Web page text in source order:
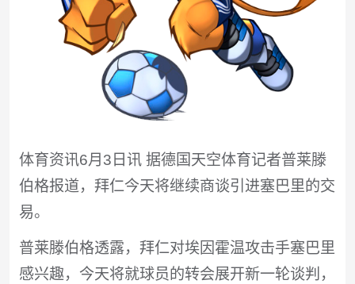
体育资讯6月3日讯 据德国天空体育记者普莱滕
伯格报道，拜仁今天将继续商谈引进塞巴里的交
易。
普莱滕伯格透露，拜仁对埃因霍温攻击手塞巴里
感兴趣，今天将就球员的转会展开新一轮谈判，